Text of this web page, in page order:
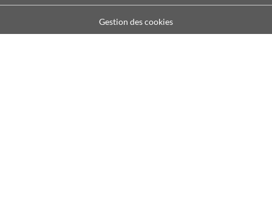
Gestion des cookies